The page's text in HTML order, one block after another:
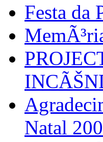
Festa da
Natal